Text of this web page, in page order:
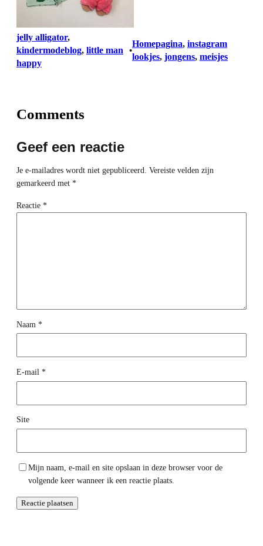
jelly alligator
kindermodeblog, little man
happy
•
Homepagina, instagram
lookjes, jongens, meisjes
Comments
Geef een reactie
Je e-mailadres wordt niet gepubliceerd. Vereiste velden zijn
gemarkeerd met *
Reactie *
Naam *
E-mail *
Site
Mijn naam, e-mail en site opslaan in deze browser voor de
volgende keer wanneer ik een reactie plaats.